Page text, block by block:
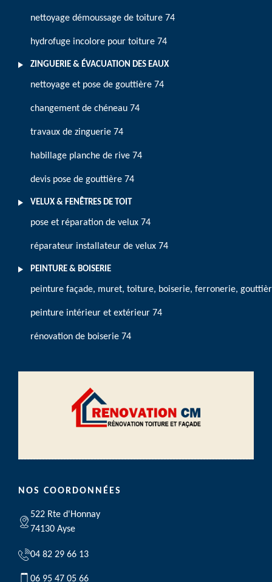
nettoyage démoussage de toiture 74
hydrofuge incolore pour toiture 74
ZINGUERIE & ÉVACUATION DES EAUX
nettoyage et pose de gouttière 74
changement de chéneau 74
travaux de zinguerie 74
habillage planche de rive 74
devis pose de gouttière 74
VELUX & FENÊTRES DE TOIT
pose et réparation de velux 74
réparateur installateur de velux 74
PEINTURE & BOISERIE
peinture façade, muret, toiture, boiserie, ferronerie,
peinture intérieur et extérieur 74
rénovation de boiserie 74
NOS COORDONNÉES
522 Rte d'Honnay
74130 Ayse
04 82 29 66 13
06 95 47 05 66